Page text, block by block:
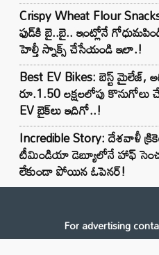
Crispy Wheat Flour
ఫుడ్‌కి బై..బై.. ఇంట్లోనే
హెల్తీ స్నాక్స్ చేసేయండి ఇలా.!
Best EV Bikes: బెస్ట్ మైలేజ్,
రూ.1.50 లక్షలలోపు
EV బైక్‌లు ఇదిగో..!
Incredible Story: దేశవాళీ
టీమిండియా డెబ్యూలోనే హాఫ్
లేకుండా పోయిన ఓపెనర్!
For advertising
Email: